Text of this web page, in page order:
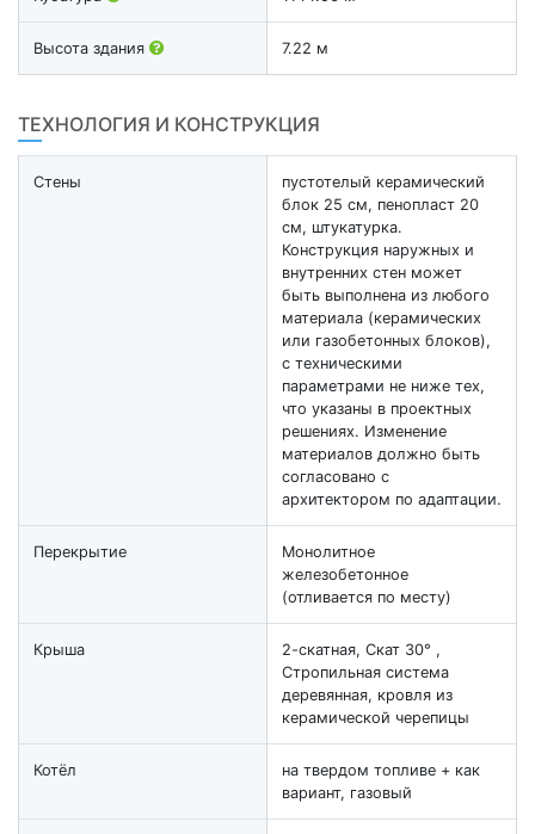
Высота здания 7.22 м
ТЕХНОЛОГИЯ И КОНСТРУКЦИЯ
Стены
пустотелый керамический
блок 25 см, пенопласт 20
см, штукатурка.
Конструкция наружных и
внутренних стен может
быть выполнена из любого
материала (керамических
или газобетонных блоков),
с техническими
параметрами не ниже тех,
что указаны в проектных
решениях. Изменение
материалов должно быть
согласовано с
архитектором по адаптации.
Перекрытие
Монолитное
железобетонное
(отливается по месту)
Крыша
2-скатная, Скат 30° ,
Стропильная система
деревянная, кровля из
керамической черепицы
Котёл
на твердом топливе + как
вариант, газовый